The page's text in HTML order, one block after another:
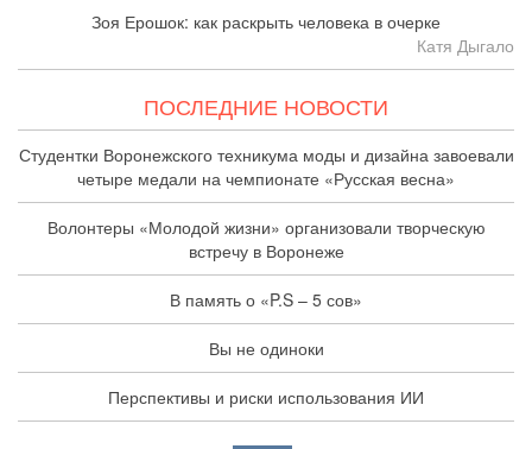
Зоя Ерошок: как раскрыть человека в очерке
Катя Дыгало
ПОСЛЕДНИЕ НОВОСТИ
Студентки Воронежского техникума моды и дизайна завоевали
четыре медали на чемпионате «Русская весна»
Волонтеры «Молодой жизни» организовали творческую
встречу в Воронеже
В память о «P.S – 5 сов»
Вы не одиноки
Перспективы и риски использования ИИ